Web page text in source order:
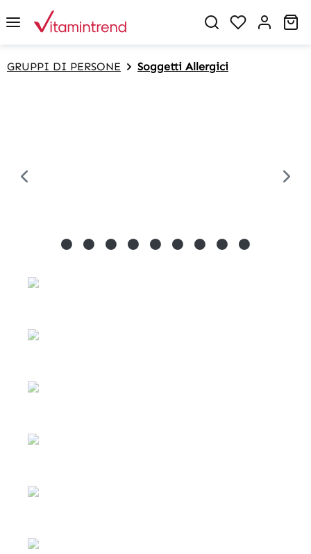
content
GRUPPI DI PERSONE Soggetti Allergici